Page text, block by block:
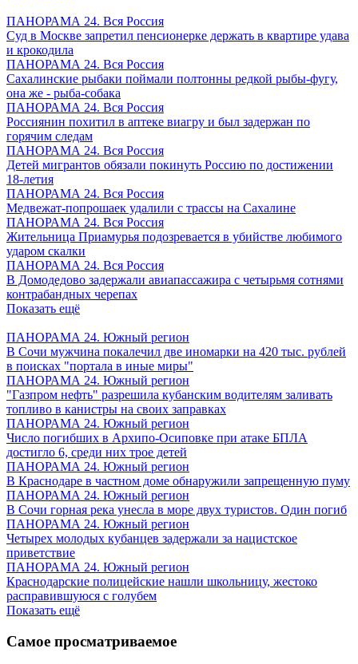
ПАНОРАМА 24. Вся Россия
Суд в Москве запретил пенсионерке держать в квартире удава
и крокодила
ПАНОРАМА 24. Вся Россия
Сахалинские рыбаки поймали полтонны редкой рыбы-фугу,
она же - рыба-собака
ПАНОРАМА 24. Вся Россия
Россиянин похитил в аптеке виагру и был задержан по
горячим следам
ПАНОРАМА 24. Вся Россия
Детей мигрантов обязали покинуть Россию по достижении
18-летия
ПАНОРАМА 24. Вся Россия
Медвежат-попрошаек удалили с трассы на Сахалине
ПАНОРАМА 24. Вся Россия
Жительница Приамурья подозревается в убийстве любимого
ударом скалки
ПАНОРАМА 24. Вся Россия
В Домодедово задержали авиапассажира с четырьмя сотнями
контрабандных черепах
Показать ещё
ПАНОРАМА 24. Южный регион
В Сочи мужчина покалечил две иномарки на 420 тыс. рублей
в поисках "портала в иные миры"
ПАНОРАМА 24. Южный регион
"Газпром нефть" разрешила кубанским водителям заливать
топливо в канистры на своих заправках
ПАНОРАМА 24. Южный регион
Число погибших в Архипо-Осиповке при атаке БПЛА
достигло 6, среди них трое детей
ПАНОРАМА 24. Южный регион
В Краснодаре в частном доме обнаружили запрещенную пуму
ПАНОРАМА 24. Южный регион
В Сочи горная река унесла в море двух туристов. Один погиб
ПАНОРАМА 24. Южный регион
Четырех молодых кубанцев задержали за нацистское
приветствие
ПАНОРАМА 24. Южный регион
Краснодарские полицейские нашли школьницу, жестоко
расправившуюся с голубем
Показать ещё
Самое просматриваемое